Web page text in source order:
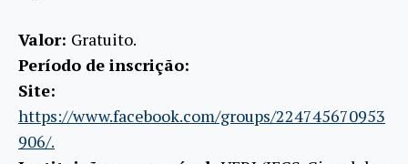
Valor: Gratuito.
Período de inscrição:
Site:
https://www.facebook.com/groups/224745670953
906/.